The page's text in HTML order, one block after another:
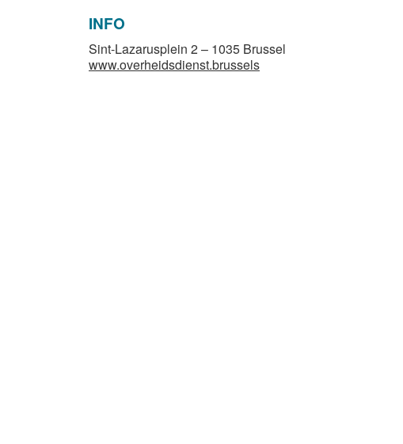
INFO
Sint-Lazarusplein 2 – 1035 Brussel
www.overheidsdienst.brussels